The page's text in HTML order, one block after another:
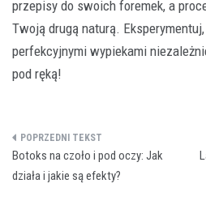
przepisy do swoich foremek, a
Twoją drugą naturą.
perfekcyjnymi wypiekami
pod ręką!
Nawigacja
wpisu
Botoks na czoło i pod oczy: Jak
działa i jakie są efekty?